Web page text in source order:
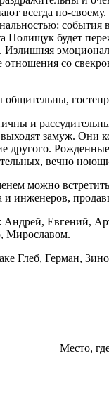
всегда по-
Полищук будет
отношения со
общительны,
и
замуж. Они
другого.
вечно
можно встретить
и инженеров,
Андрей, Евгений,
Мирославом.
Глеб, Герман,
Место,